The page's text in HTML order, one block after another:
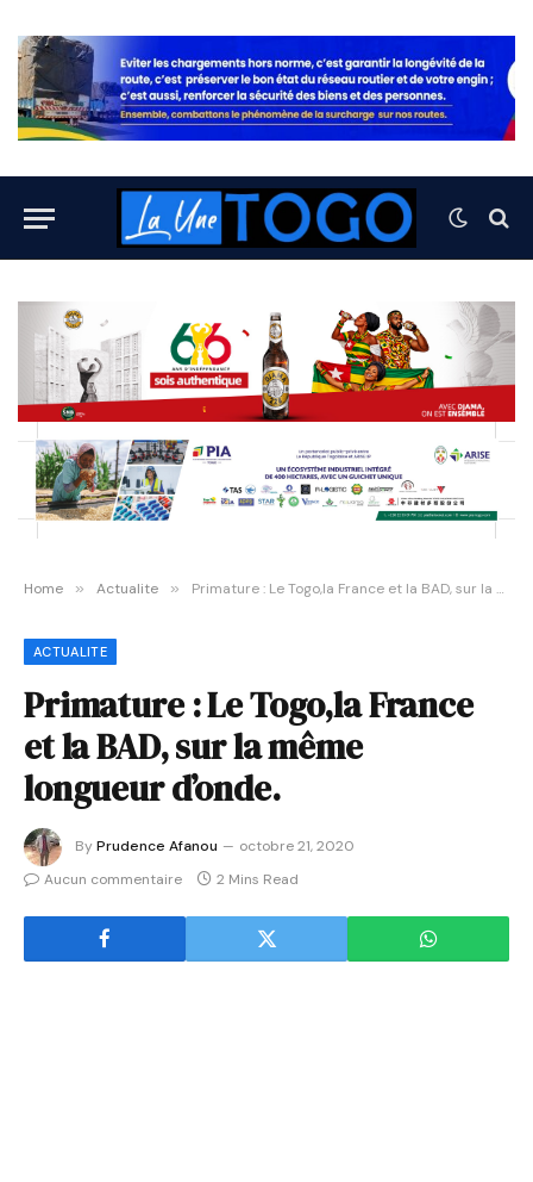
Home » Actualite » Primature : Le Togo,la France et la BAD, sur la même longueur d’onde.
ACTUALITE
Primature : Le Togo,la France
et la BAD, sur la même
longueur d’onde.
ByPrudence Afanou
octobre 21, 2020
Aucun commentaire
2 Mins Read